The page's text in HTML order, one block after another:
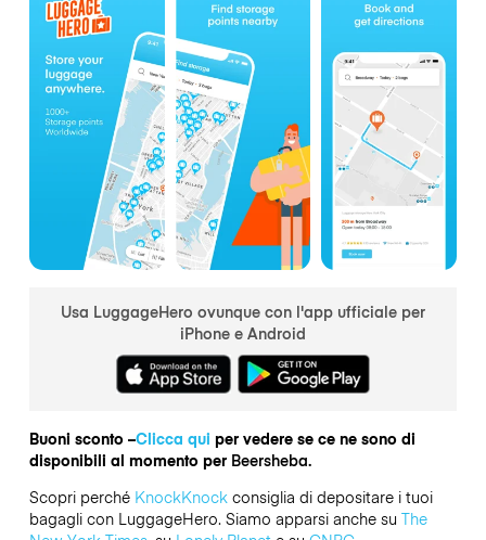
Usa LuggageHero ovunque con l'app ufficiale per
iPhone e Android
Buoni sconto –Clicca qui per vedere se ce ne sono di
disponibili al momento per Beersheba.
Scopri perché KnockKnockconsiglia di depositare i tuoi
bagagli con LuggageHero. Siamo apparsi anche su The